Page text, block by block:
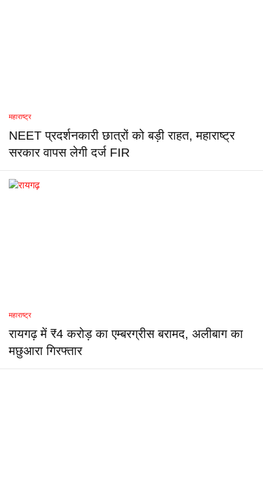
महाराष्ट्र
NEET प्रदर्शनकारी छात्रों को बड़ी राहत, महाराष्ट्र
सरकार वापस लेगी दर्ज FIR
महाराष्ट्र
रायगढ़ में ₹4 करोड़ का एम्बरग्रीस बरामद, अलीबाग का
मछुआरा गिरफ्तार